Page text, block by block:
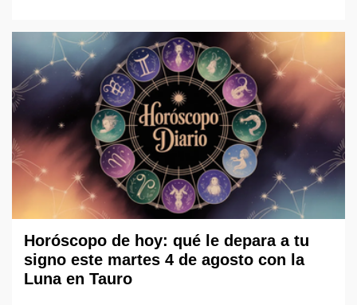
Horóscopo de hoy: qué le depara a tu
signo este martes 4 de agosto con la
Luna en Tauro